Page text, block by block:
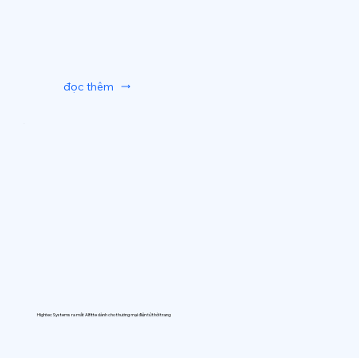
đọc thêm
Hightec Systems ra mắt AIfitte dành cho thương mại điện tử thời trang